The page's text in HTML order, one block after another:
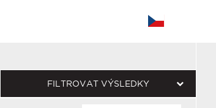
FILTROVAT VÝSLEDKY